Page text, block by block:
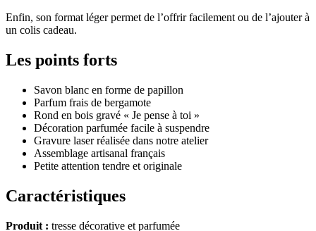
Enfin, son format léger permet de l’offrir facilement ou de l’ajouter à
un colis cadeau.
Les points forts
Savon blanc en forme de papillon
Parfum frais de bergamote
Rond en bois gravé « Je pense à toi »
Décoration parfumée facile à suspendre
Gravure laser réalisée dans notre atelier
Assemblage artisanal français
Petite attention tendre et originale
Caractéristiques
Produit : tresse décorative et parfumée